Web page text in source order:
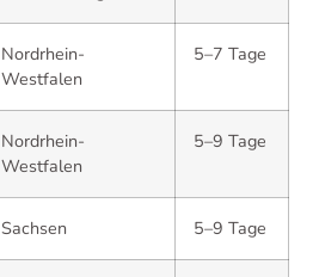
Nordrhein-
Westfalen
5–7 Tage
Nordrhein-
Westfalen
5–9 Tage
Sachsen 5–9 Tage